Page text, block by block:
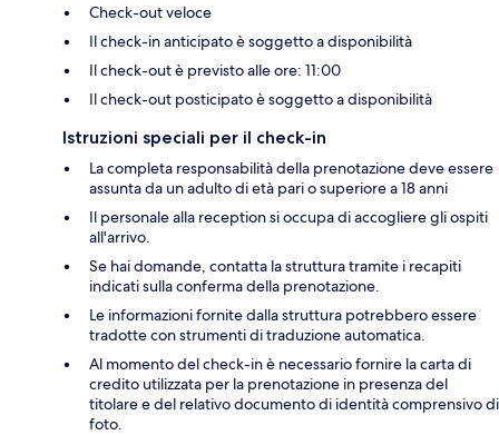
Check-out veloce
Il check-in anticipato è soggetto a disponibilità
Il check-out è previsto alle ore: 11:00
Il check-out posticipato è soggetto a disponibilità
Istruzioni speciali per il check-in
La completa responsabilità della prenotazione deve essere
assunta da un adulto di età pari o superiore a 18 anni
Il personale alla reception si occupa di accogliere gli ospiti
all'arrivo.
Se hai domande, contatta la struttura tramite i recapiti
indicati sulla conferma della prenotazione.
Le informazioni fornite dalla struttura potrebbero essere
tradotte con strumenti di traduzione automatica.
Al momento del check-in è necessario fornire la carta di
credito utilizzata per la prenotazione in presenza del
titolare e del relativo documento di identità comprensivo di
foto.